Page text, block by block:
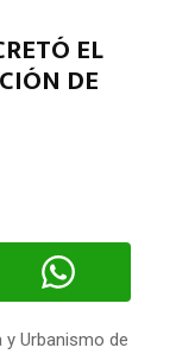
EL
DE
Urbanismo de